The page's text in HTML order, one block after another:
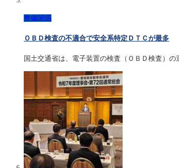
整備関係
ＯＢＤ検査の不適合で安全系特定ＤＴＣが最多
国土交通省は、電子装置の検査（ＯＢＤ検査）